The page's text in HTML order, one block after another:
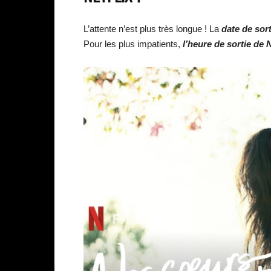
L’attente n’est plus très longue ! La date de
Pour les plus impatients, l’heure de sortie de